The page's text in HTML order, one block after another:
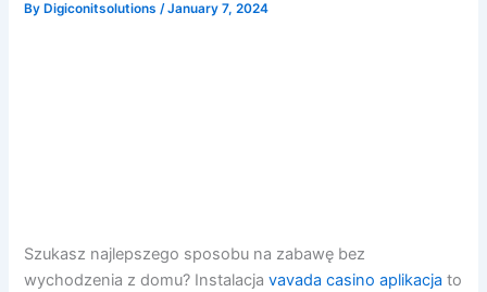
By Digiconitsolutions/January 7, 2024
Szukasz najlepszego sposobu na zabawę bez
wychodzenia z domu? Instalacjavavada casino aplikacja to